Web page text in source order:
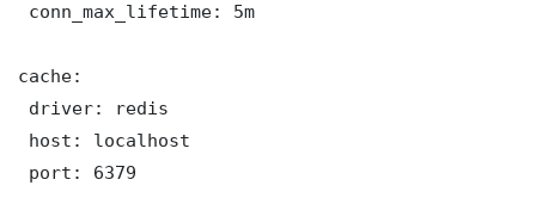
conn_max_lifetime: 5m
cache:
driver: redis
host: localhost
port: 6379